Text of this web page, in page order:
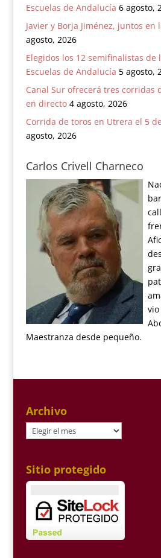
Escuelas de Andalucía 6 agosto,
Javier y Borja Jiménez, juntos en
agosto, 2026
Elegidos los 12 semifinalistas de
Escuelas de Andalucía 5 agosto,
Canal Sur ofrecerá tres corridas
en directo 4 agosto, 2026
Corrida de toros en Utrera el 5
agosto, 2026
Carlos Crivell Charneco
Maestranza desde pequeño.
Archivo
Archivo
Sitio protegido